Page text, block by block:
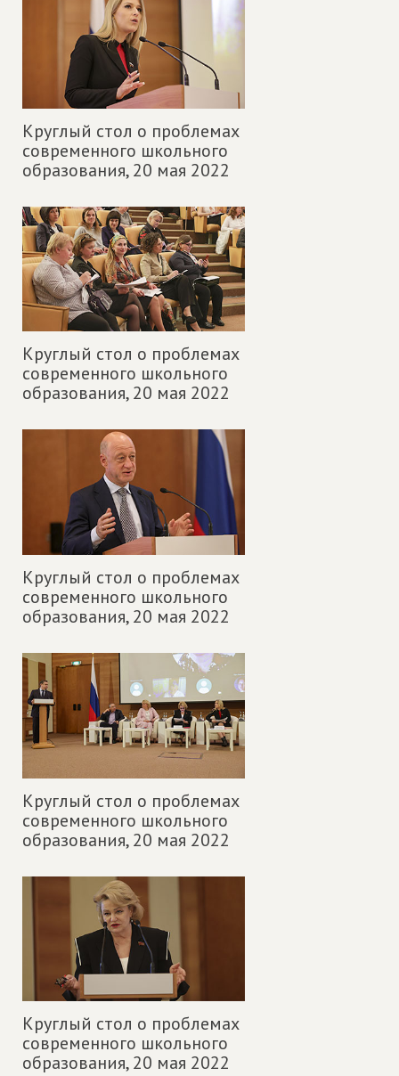
Круглый стол о проблемах
современного школьного
образования,20 мая 2022
Круглый стол о проблемах
современного школьного
образования,20 мая 2022
Круглый стол о проблемах
современного школьного
образования,20 мая 2022
Круглый стол о проблемах
современного школьного
образования,20 мая 2022
Круглый стол о проблемах
современного школьного
образования,20 мая 2022